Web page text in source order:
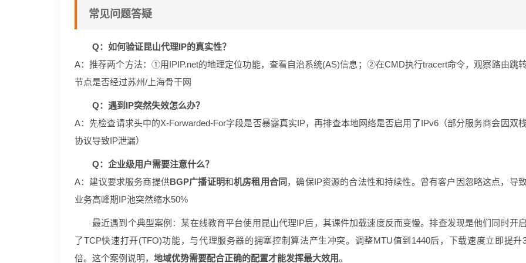
常见问题答疑
Q：如何验证昆山代理IP的真实性？
A：推荐两个方法：①用IPIP.net的地理定位功能，查看自治系统(AS)信息；②在CMD执行tracert命令，观察路由跳
节点是否经过苏州/上海骨干网
Q：遇到IP突然失效怎么办？
A：先检查请求头中的X-Forwarded-For字段是否暴露真实IP，再排查本地网络是否启用了IPv6（部分服务商会因双栈
协议导致IP泄漏）
Q：企业级用户需要注意什么？
A：建议要求服务商提供BGP广播证明和机房租用合同 ，确保IP资源的合法性和持续性。曾有客户因忽略这点，导
业务高峰期IP池突然缩水50%
最近遇到个典型案例：某在线教育平台使用昆山代理IP后，其课件加载速度反而变慢。排查发现是他们同时开启
了TCP快速打开(TFO)功能，与代理服务器的拥塞控制算法产生冲突。调整MTU值到1440后，下载速度立即提升
倍。这个案例说明， 地域优势需要配合正确的配置才能发挥最大效用。